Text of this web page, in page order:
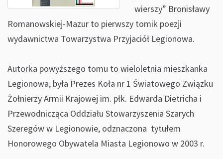
wierszy” Bronisławy
Romanowskiej-Mazur to pierwszy tomik poezji
wydawnictwa Towarzystwa Przyjaciół Legionowa.
Autorka powyższego tomu to wieloletnia mieszkanka
Legionowa, była Prezes Koła nr 1 Światowego Związku
Żołnierzy Armii Krajowej im. płk. Edwarda Dietricha i
Przewodnicząca Oddziału Stowarzyszenia Szarych
Szeregów w Legionowie, odznaczona tytułem
Honorowego Obywatela Miasta Legionowo w 2003 r.